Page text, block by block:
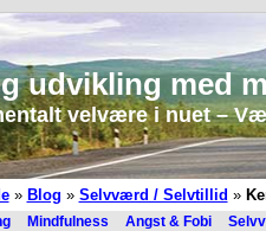
udvikling med
velvære i nuet –
» Blog » Selvværd / Selvtillid »
Mindfulness Angst & Fobi